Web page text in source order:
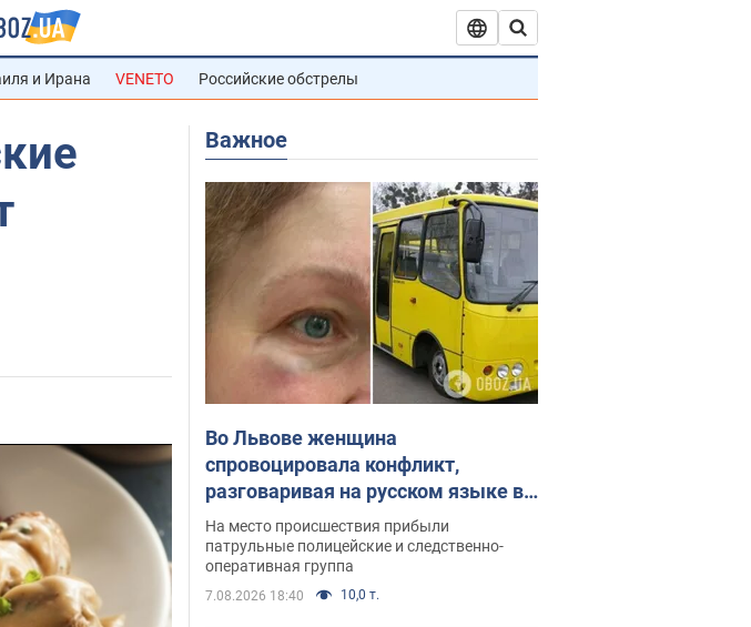
и Ирана VENETO Российские обстрелы
Важное
Во Львове женщина
спровоцировала конфликт,
разговаривая на русском языке в
маршрутке: полиция составила
административный протокол.
Видео
На место происшествия прибыли
патрульные полицейские и следственно-
оперативная группа
7.08.2026 18:40 10,0 т.